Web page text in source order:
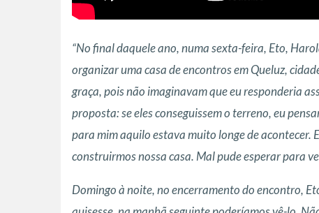
“No final daquele ano, numa sexta-feira, Eto,
organizar uma casa de encontros em Queluz,
graça, pois não imaginavam que eu responderia
proposta: se eles conseguissem o terreno, eu
para mim aquilo estava muito longe de acontecer.
construirmos nossa casa. Mal pude esperar para
Domingo à noite, no encerramento do encontro,